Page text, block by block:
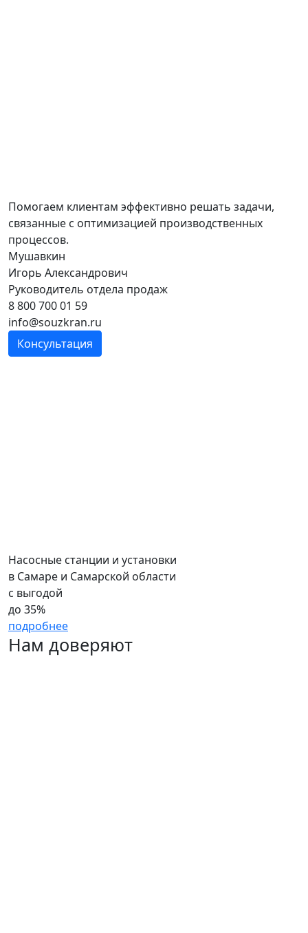
Помогаем клиентам эффективно решать задачи,
связанные с оптимизацией производственных
процессов.
Мушавкин
Игорь Александрович
Руководитель отдела продаж
8 800 700 01 59
info@souzkran.ru
Консультация
Насосные станции и установки
в Самаре и Самарской области
с выгодой
до 35%
подробнее
Нам доверяют